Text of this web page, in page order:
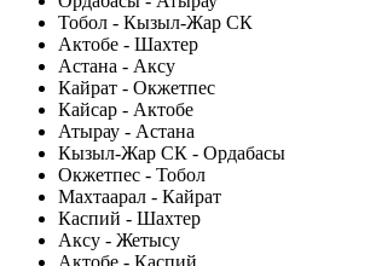
Тобол - Кызыл-Жар СК
Актобе - Шахтер
Астана - Аксу
Кайрат - Окжетпес
Кайсар - Актобе
Атырау - Астана
Кызыл-Жар СК - Ордабасы
Окжетпес - Тобол
Махтаарал - Кайрат
Каспий - Шахтер
Аксу - Жетысу